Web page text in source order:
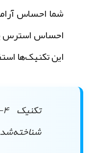
شما احساس
احساس استرس یا
این تکنیک‌ها
تکنیک ۴-۷-۸